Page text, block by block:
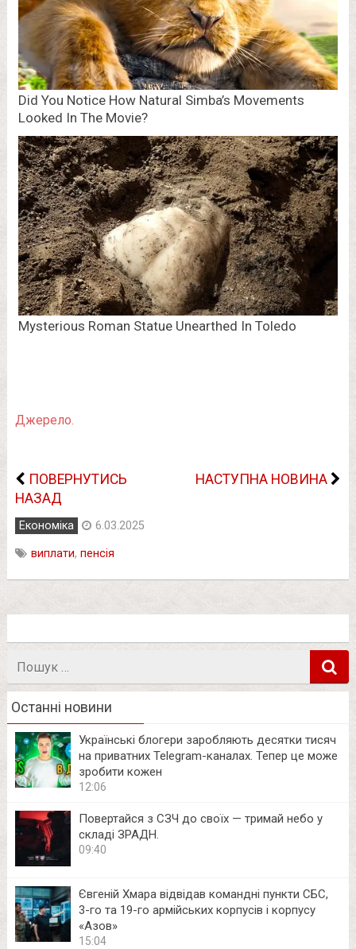
Джерело.
ПОВЕРНУТИСЬ
НАЗАД
НАСТУПНА НОВИНА
Економіка 6.03.2025
виплати, пенсія
Останні новини
Українські блогери заробляють десятки тисяч
на приватних Telegram-каналах. Тепер це може
зробити кожен
12:06
Повертайся з СЗЧ до своїх — тримай небо у
складі ЗРАДН.
09:40
Євгеній Хмара відвідав командні пункти СБС,
3-го та 19-го армійських корпусів і корпусу
«Азов»
15:04